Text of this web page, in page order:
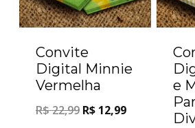
Convite
Digital Minnie
Vermelha
R$22,99 R$ 12,99
e